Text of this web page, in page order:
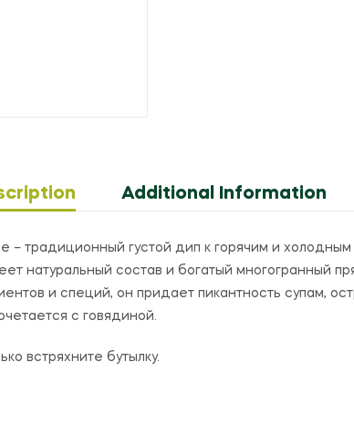
Additional Information
– традиционный густой дип к горячим и
натуральный состав и богатый многогранный
и специй, он придает пикантность супам,
с говядиной.
встряхните бутылку.